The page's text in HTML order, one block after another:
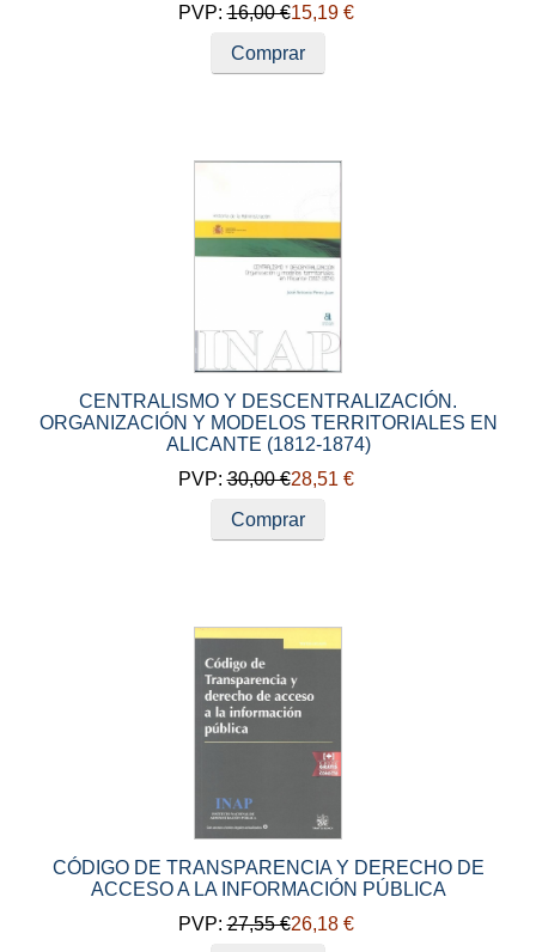
PVP:16,00 €15,19 €
Comprar
CENTRALISMO Y DESCENTRALIZACIÓN.
ORGANIZACIÓN Y MODELOS TERRITORIALES EN
ALICANTE (1812-1874)
PVP:30,00 €28,51 €
Comprar
CÓDIGO DE TRANSPARENCIA Y DERECHO DE
ACCESO A LA INFORMACIÓN PÚBLICA
PVP:27,55 €26,18 €